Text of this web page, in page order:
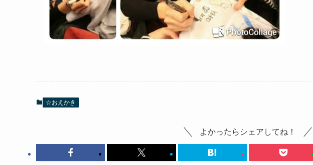
☆おえかき
よかったらシェアしてね！